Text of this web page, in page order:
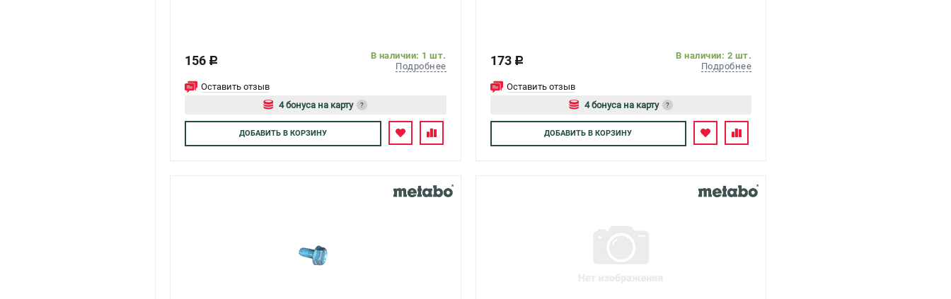
156 c
В наличии: 1 шт.
Подробнее
Оставить отзыв
4 бонуса на карту
?
Авторизуйтесь
ДОБАВИТЬВ КОРЗИНУ
173 c
В наличии: 2 шт.
Подробнее
Оставить отзыв
4 бонуса на карту
?
Авторизуйтесь
ДОБАВИТЬ В КОРЗИНУ